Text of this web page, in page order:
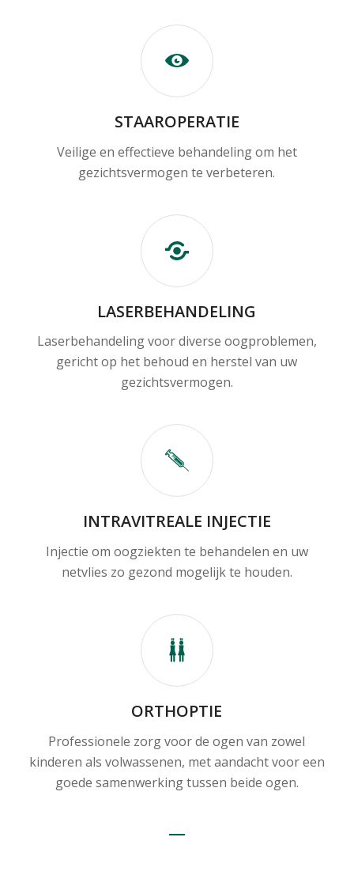
STAAROPERATIE
Veilige en effectieve behandeling om het
gezichtsvermogen te verbeteren.
LASERBEHANDELING
Laserbehandeling voor diverse oogproblemen,
gericht op het behoud en herstel van uw
gezichtsvermogen.
INTRAVITREALE INJECTIE
Injectie om oogziekten te behandelen en uw
netvlies zo gezond mogelijk te houden.
ORTHOPTIE
Professionele zorg voor de ogen van zowel
kinderen als volwassenen, met aandacht voor een
goede samenwerking tussen beide ogen.